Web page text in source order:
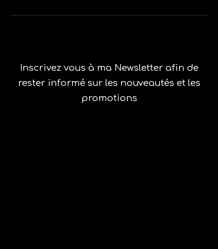
Inscrivez vous à ma Newsletter afin de
rester informé sur les nouveautés et les
promotions